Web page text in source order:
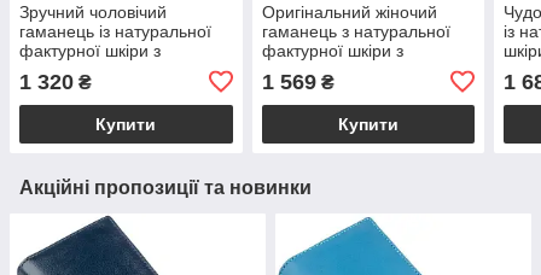
Зручний чоловічий
гаманець із натуральної
фактурної шкіри з
тисненням під крокодила
CANPELLINI 21790
Чорний
1 320 ₴
Купити
Оригінальний жіночий
гаманець з натуральної
фактурної шкіри з
тисненням під крокодила
CANPELLINI 21827
Червоний
1 569₴
Купити
із
1
Акційні пропозиції та новинки